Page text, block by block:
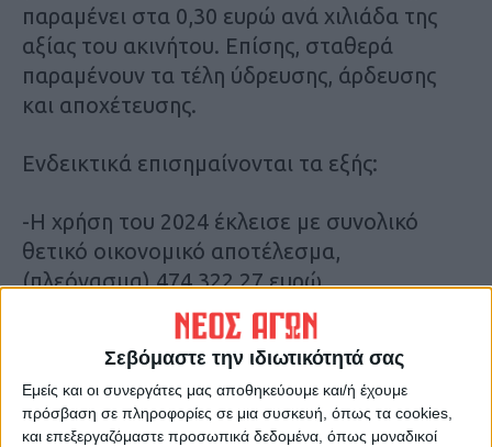
Σεβόμαστε την ιδιωτικότητά σας
Εμείς και οι συνεργάτες μας αποθηκεύουμε και/ή έχουμε
πρόσβαση σε πληροφορίες σε μια συσκευή, όπως τα cookies,
και επεξεργαζόμαστε προσωπικά δεδομένα, όπως μοναδικοί
παραμένει στα 0,30 ευρώ ανά χιλιάδα της
αξίας του ακινήτου. Επίσης, σταθερά
παραμένουν τα τέλη ύδρευσης, άρδευσης
και αποχέτευσης.
Ενδεικτικά επισημαίνονται τα εξής:
-Η χρήση του 2024 έκλεισε με συνολικό
θετικό οικονομικό αποτέλεσμα,
(πλεόνασμα) 474.322,27 ευρώ,
επιτυγχάνοντας μάλιστα πλεονασματικό
οργανικό αποτέλεσμα (πλεόνασμα)
131.474,63 ευρώ, αποδεικνύοντας ότι η
ανάπτυξη μπορεί να συνδυάζεται με τη
δημοσιονομική πειθαρχία.